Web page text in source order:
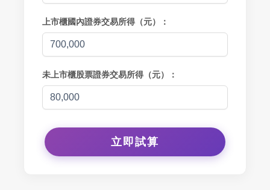
上市櫃國內證券交易所得（元）：
未上市櫃股票證券交易所得（元）：
立即試算